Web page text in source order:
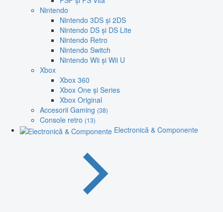
Nintendo
Nintendo 3DS și 2DS
Nintendo DS și DS Lite
Nintendo Retro
Nintendo Switch
Nintendo Wii și Wii U
Xbox
Xbox 360
Xbox One și Series
Xbox Original
Accesorii Gaming (38)
Console retro (13)
Electronică & Componente